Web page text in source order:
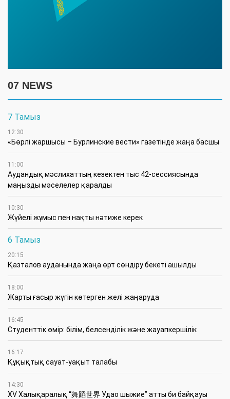
07 NEWS
7 Тамыз
12:30
«Бөрлі жаршысы – Бурлинские вести» газетінде жаңа басшы
11:00
Аудандық мәслихаттың кезектен тыс 42-сессиясында
маңызды мәселелер қаралды
10:30
Жүйелі жұмыс пен нақты нәтиже керек
6 Тамыз
20:15
Қазталов ауданында жаңа өрт сөндіру бекеті ашылды
18:00
Жарты ғасыр жүгін көтерген желі жаңаруда
16:45
Студенттік өмір: білім, белсенділік және жауапкершілік
16:17
Құқықтық сауат-уақыт талабы
14:30
XV Халықаралық “舞蹈世界 Удао шыжие” атты би байқауы